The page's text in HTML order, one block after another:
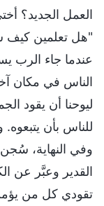
العمل الجديد؟
"هل تعلمين كيف
عندما جاء الرب
الناس في مكان
ليوحنا أن يقود
للناس بأن
وفي النهاية، سُجن
القدير وعبَّر عن
تقودي كل من يؤمن